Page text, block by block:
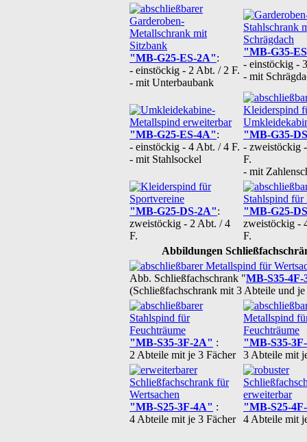
"MB-G25-ES-2A":
- einstöckig - 2 Abt. / 2 F.
- mit Unterbaubank
"MB-G35-
- einstöckig -
- mit
"MB-G25-ES-4A":
- einstöckig - 4 Abt. / 4 F.
- mit Stahlsockel
"MB-G35-
- zweistöckig
F.
- mit
"MB-G25-DS-2A":
zweistöckig - 2 Abt. / 4
F.
"MB-G25-
zweistöckig -
F.
Abbildungen
Abb. Schließfachschrank "MB-S35-4F-
(Schließfachschrank mit 3 Abteile und je
"MB-S35-3F-2A" :
2 Abteile mit je 3 Fächer
"MB-S35-
3 Abteile mit
"MB-S25-3F-4A" :
4 Abteile mit je 3 Fächer
"MB-S25-
4 Abteile mit